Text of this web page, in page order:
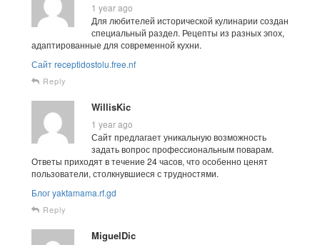
1 year ago
Для любителей исторической кулинарии создан
специальный раздел. Рецепты из разных эпох,
адаптированные для современной кухни.
Сайт receptidostolu.free.nf
Reply
WillisKic
1 year ago
Сайт предлагает уникальную возможность
задать вопрос профессиональным поварам.
Ответы приходят в течение 24 часов, что особенно ценят
пользователи, столкнувшиеся с трудностями.
Блог yaktamama.rf.gd
Reply
MiguelDic